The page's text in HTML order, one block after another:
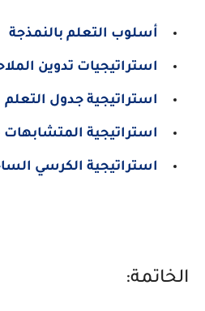
أسلوب التعلم بالنمذجة
استراتيجيات تدوين
استراتيجية جدول التعلم
استراتيجية
استراتيجية الكرسي
الخاتمة: